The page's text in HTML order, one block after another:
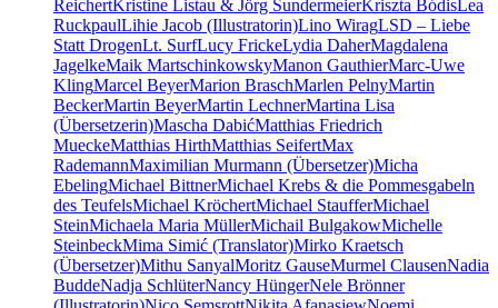
ReichertKristine Listau & Jörg SundermeierKriszta BódisLea
RuckpaulLihie Jacob (Illustratorin)Lino WiragLSD – Liebe
Statt DrogenLt. SurfLucy FrickeLydia DaherMagdalena
JagelkeMaik MartschinkowskyManon GauthierMarc-Uwe
KlingMarcel BeyerMarion BraschMarlen PelnyMartin
BeckerMartin BeyerMartin LechnerMartina Lisa
(Übersetzerin)Mascha DabićMatthias Friedrich
MueckeMatthias HirthMatthias SeifertMax
RademannMaximilian Murmann (Übersetzer)Micha
EbelingMichael BittnerMichael Krebs & die Pommesgabeln
des TeufelsMichael KröchertMichael StaufferMichael
SteinMichaela Maria MüllerMichail BulgakowMichelle
SteinbeckMima Simić (Translator)Mirko Kraetsch
(Übersetzer)Mithu SanyalMoritz GauseMurmel ClausenNadia
BuddeNadja SchlüterNancy HüngerNele Brönner